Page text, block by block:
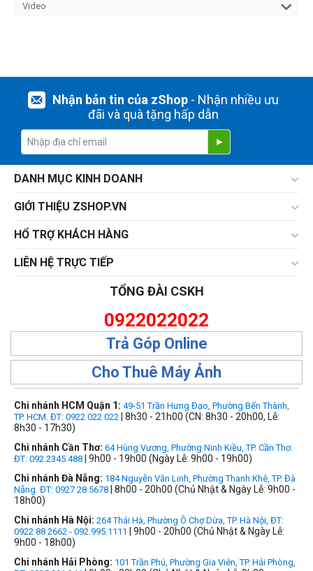
Video
Nhận bản tin của zShop- Nhận nhiều ưu
đãi và quà tặng hấp dẫn
DANH MỤC KINH DOANH
GIỚI THIỆU ZSHOP.VN
HỔ TRỢ KHÁCH HÀNG
LIÊN HỆ TRỰC TIẾP
TỔNG ĐÀI CSKH
0922022022
Trả Góp Online
Cho Thuê Máy Ảnh
Chi nhánh HCM Quận 1: 49-51 Trần Hưng Đạo, Phường Bến Thành,
TP. HCM. ĐT: 0922 022 022 | 8h30 - 21h00 (CN: 8h30 - 20h00, Lễ:
8h30 - 17h30)
Chi nhánh Cần Thơ: 64 Hùng Vương, Phường Ninh Kiều, TP. Cần Thơ.
ĐT: 092.2345.488 | 9h00 - 19h00 (Ngày Lễ: 9h00 - 19h00)
Chi nhánh Đà Nẵng: 184 Nguyễn Văn Linh, Phường Thanh Khê, TP. Đà
Nẵng. ĐT: 0927 28 5678 | 8h00 - 20h00 (Chủ Nhật & Ngày Lễ: 9h00 -
18h00)
Chi nhánh Hà Nội: 264 Thái Hà, Phường Ô Chợ Dừa, TP. Hà Nội, ĐT:
0922 88 2662 - 092.995.1111
| 9h00 - 20h00 (Chủ Nhật & Ngày Lễ:
9h00 - 18h00)
Chi nhánh Hải Phòng: 101 Trần Phú, Phường Gia Viên, TP. Hải Phòng,